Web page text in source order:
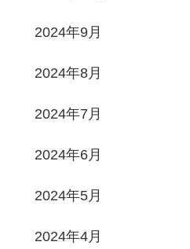
2024年9月
2024年8月
2024年7月
2024年6月
2024年5月
2024年4月